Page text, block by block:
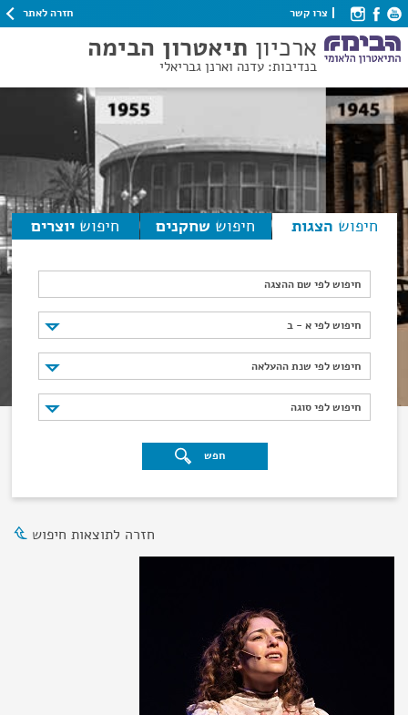
צרו קשר חזרה לאתר
ארכיון תיאטרון הבימה
בנדיבות: עדנה וארנן גבריאלי
חיפוש הצגות חיפוש שחקנים חיפוש יוצרים
חיפוש לפי שם ההצגה
חיפוש לפי א - ב
חיפוש לפי א - ב
חיפוש לפי שנת ההעלאה
חיפוש לפי שנת ההעלאה
חיפוש לפי סוגה
חיפוש לפי סוגה
חפש
חזרה לתוצאות חיפוש